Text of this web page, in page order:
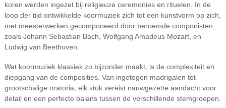
koren werden ingezet bij religieuze ceremonies en rituelen. In de
loop der tijd ontwikkelde koormuziek zich tot een kunstvorm op zich,
met meesterwerken gecomponeerd door beroemde componisten
zoals Johann Sebastian Bach, Wolfgang Amadeus Mozart, en
Ludwig van Beethoven.
Wat koormuziek klassiek zo bijzonder maakt, is de complexiteit en
diepgang van de composities. Van ingetogen madrigalen tot
grootschalige oratoria, elk stuk vereist nauwgezette aandacht voor
detail en een perfecte balans tussen de verschillende stemgroepen.